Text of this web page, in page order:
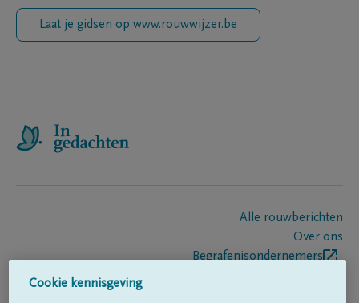
Laat je gidsen op www.rouwwijzer.be
Alle rouwberichten
Over ons
Begrafenisondernemers
Cookie kennisgeving